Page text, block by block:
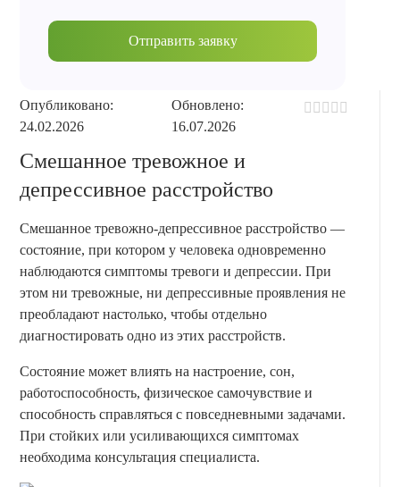
Опубликовано:
24.02.2026
Обновлено:
16.07.2026
Смешанное тревожное и
депрессивное расстройство
Смешанное тревожно-депрессивное расстройство —
состояние, при котором у человека одновременно
наблюдаются симптомы тревоги и депрессии. При
этом ни тревожные, ни депрессивные проявления не
преобладают настолько, чтобы отдельно
диагностировать одно из этих расстройств.
Состояние может влиять на настроение, сон,
работоспособность, физическое самочувствие и
способность справляться с повседневными задачами.
При стойких или усиливающихся симптомах
необходима консультация специалиста.
Отправить заявку